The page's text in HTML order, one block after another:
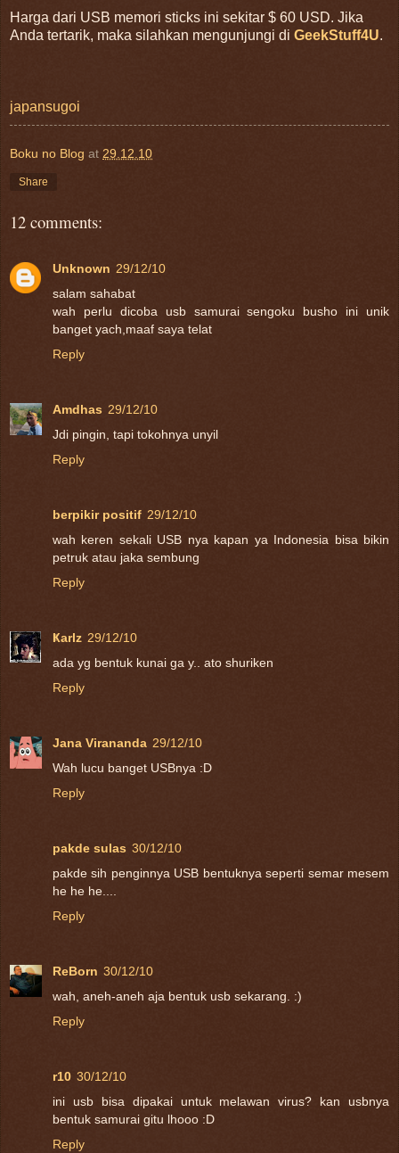
Harga dari USB memori sticks ini sekitar $ 60 USD. Jika
Anda tertarik, maka silahkan mengunjungi di GeekStuff4U.
japansugoi
Boku no Blog at 29.12.10
Share
12 comments:
Unknown 29/12/10
salam sahabat
wah perlu dicoba usb samurai sengoku busho ini unik
banget yach,maaf saya telat
Reply
Amdhas 29/12/10
Jdi pingin, tapi tokohnya unyil
Reply
berpikir positif 29/12/10
wah keren sekali USB nya kapan ya Indonesia bisa bikin
petruk atau jaka sembung
Reply
Ҝarlz 29/12/10
ada yg bentuk kunai ga y.. ato shuriken
Reply
Jana Virananda 29/12/10
Wah lucu banget USBnya :D
Reply
pakde sulas 30/12/10
pakde sih penginnya USB bentuknya seperti semar mesem
he he he....
Reply
ReBorn 30/12/10
wah, aneh-aneh aja bentuk usb sekarang. :)
Reply
r10 30/12/10
ini usb bisa dipakai untuk melawan virus? kan usbnya
bentuk samurai gitu lhooo :D
Reply